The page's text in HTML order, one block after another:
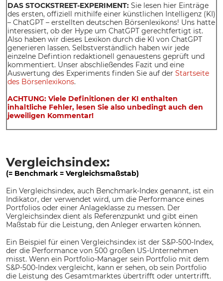
DAS STOCKSTREET-EXPERIMENT: Sie lesen hier Einträge
des ersten, offiziell mithilfe einer künstlichen Intelligenz (KI)
– ChatGPT – erstellten deutschen Börsenlexikons! Uns hatte
interessiert, ob der Hype um ChatGPT gerechtfertigt ist.
Also haben wir dieses Lexikon durch die KI von ChatGPT
generieren lassen. Selbstverständlich haben wir jede
einzelne Defintion redaktionell genauestens geprüft und
kommentiert. Unser abschließendes Fazit und eine
Auswertung des Experiments finden Sie auf der Startseite
des Börsenlexikons.
ACHTUNG: Viele Definitionen der KI enthalten
inhaltliche Fehler, lesen Sie also unbedingt auch den
jeweiligen Kommentar!
Vergleichsindex:
(= Benchmark = Vergleichsmaßstab)
Ein Vergleichsindex, auch Benchmark-Index genannt, ist ein
Indikator, der verwendet wird, um die Performance eines
Portfolios oder einer Anlageklasse zu messen. Der
Vergleichsindex dient als Referenzpunkt und gibt einen
Maßstab für die Leistung, den Anleger erwarten können.
Ein Beispiel für einen Vergleichsindex ist der S&P-500-Index,
der die Performance von 500 großen US-Unternehmen
misst. Wenn ein Portfolio-Manager sein Portfolio mit dem
S&P-500-Index vergleicht, kann er sehen, ob sein Portfolio
die Leistung des Gesamtmarktes übertrifft oder untertrifft.